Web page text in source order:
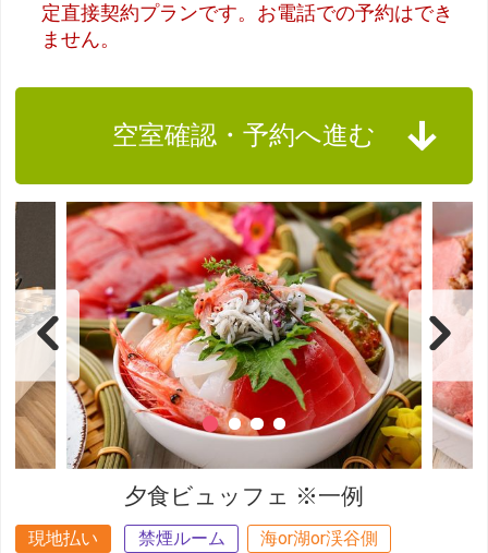
定直接契約プランです。お電話での予約はでき
ません。
空室確認・予約へ進む
夕食ビュッフェ ※一例
現地払い 禁煙ルーム 海or湖or渓谷側